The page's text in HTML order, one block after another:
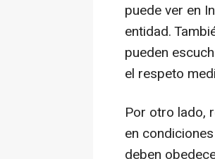
puede ver en
entidad.
pueden
el respeto
Por otro lado,
en
deben